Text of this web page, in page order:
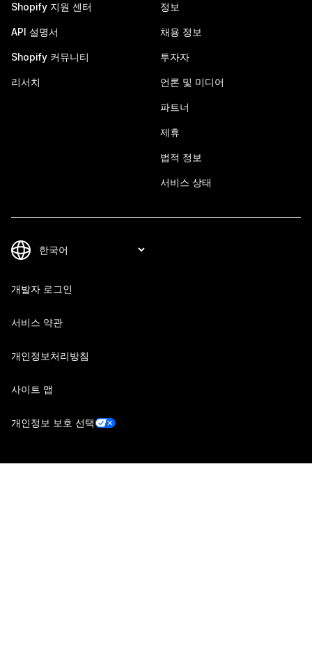
Shopify 지원 센터
API 설명서
Shopify 커뮤니티
리서치
정보
채용 정보
투자자
언론 및 미디어
파트너
제휴
법적 정보
서비스 상태
개발자 로그인
서비스 약관
개인정보처리방침
사이트 맵
개인정보 보호 선택